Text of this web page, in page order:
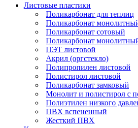
Листовые пластики
Поликарбонат для теплиц
Поликарбонат
Поликарбонат сотовый
Поликарбонат
ПЭТ листовой
Акрил (оргстекло)
Полипропилен листовой
Полистирол листовой
Поликарбонат замковый
Монолит и полистирол с
Полиэтилен низкого
ПВХ вспененный
Жесткий ПВХ